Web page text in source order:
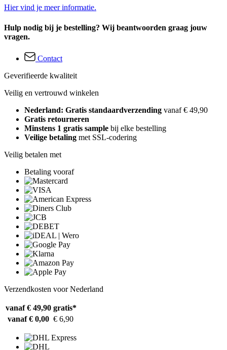
Hier vind je meer informatie.
Hulp nodig bij je bestelling? Wij beantwoorden graag jouw
vragen.
Contact
Geverifieerde kwaliteit
Veilig en vertrouwd winkelen
Nederland: Gratis standaardverzending vanaf € 49,90
Gratis retourneren
Minstens 1 gratis sample bij elke bestelling
Veilige betaling met SSL-codering
Veilig betalen met
Betaling vooraf
Verzendkosten voor Nederland
vanaf € 49,90 gratis*
vanaf € 0,00 € 6,90